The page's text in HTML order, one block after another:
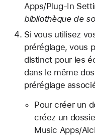
Apps/Plug-In
bibliothèque de
Si vous utilisez
préréglage, vous
distinct pour les
dans le même
préréglage
Pour créer un
créez un
Music Apps/